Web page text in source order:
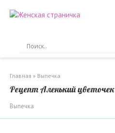
Главная » Выпечка
Рецепт Аленький цветочек
Выпечка